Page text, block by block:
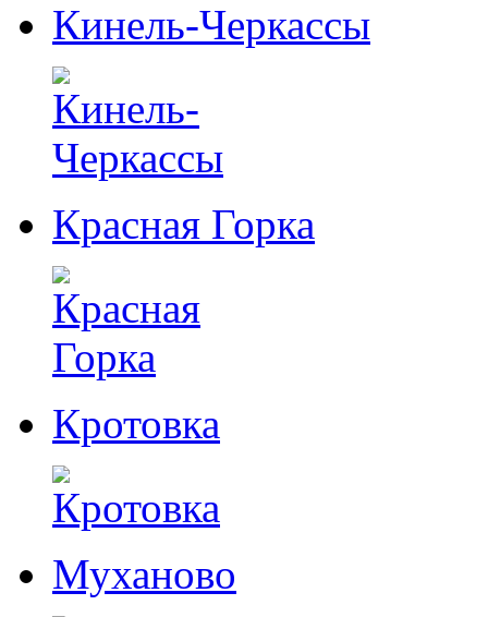
Кинель-Черкассы
Красная Горка
Кротовка
Муханово